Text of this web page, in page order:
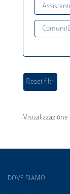
DOVE SIAMO